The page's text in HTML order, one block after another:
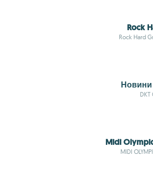
Rock
Rock Hard
DKT
Midi
MIDI